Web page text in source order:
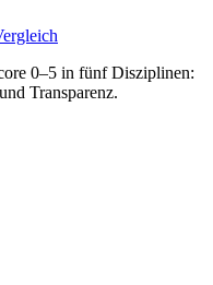
0–5 in fünf Disziplinen:
Transparenz.